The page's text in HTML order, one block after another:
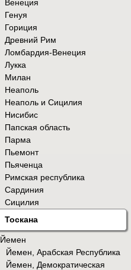
Венеция
Генуя
Гориция
Древний Рим
Ломбардия-Венеция
Лукка
Милан
Неаполь
Неаполь и Сицилия
Нисибис
Папская область
Парма
Пьемонт
Пьяченца
Римская республика
Сардиния
Сицилия
Тоскана
Йемен
Йемен, Арабская Республика
Йемен, Демократическая